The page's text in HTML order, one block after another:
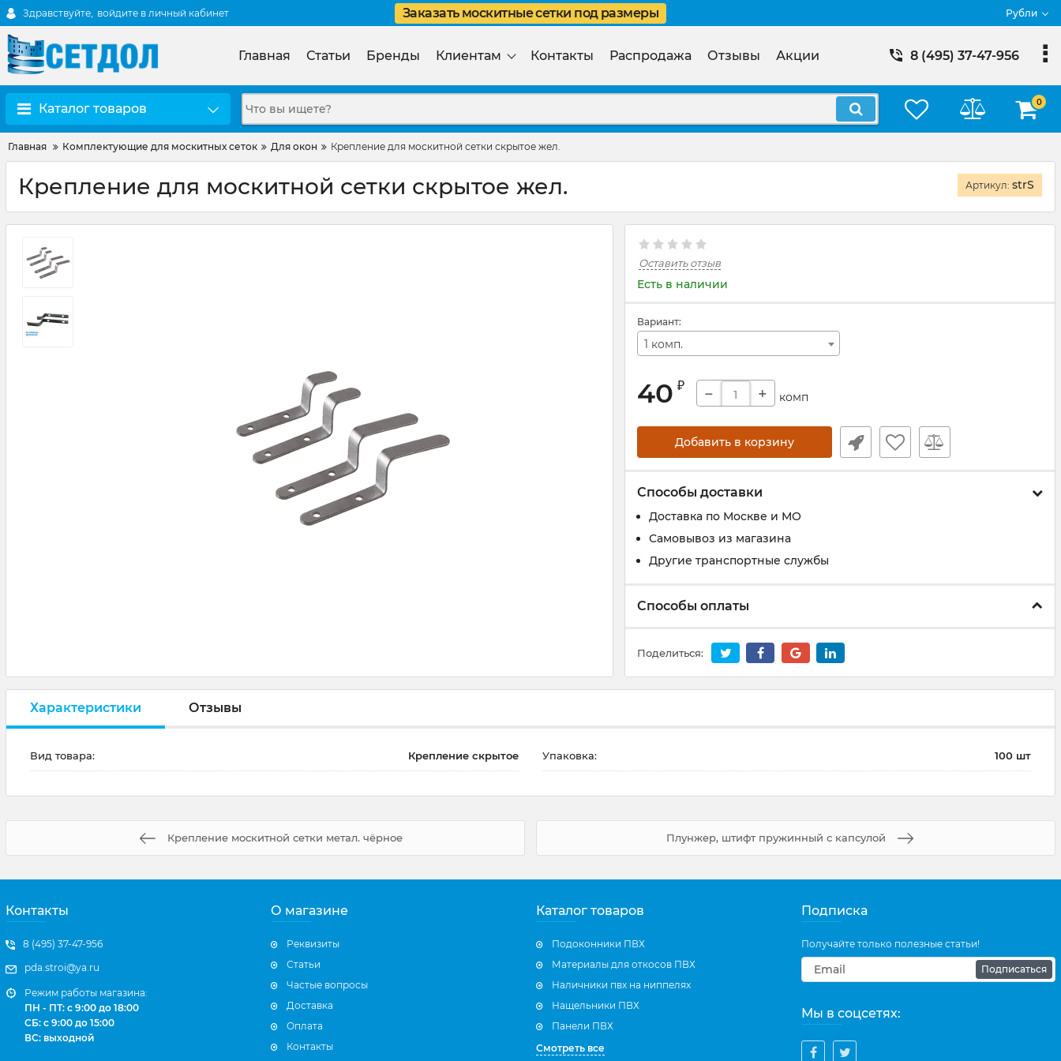
Здравствуйте, войдите в личный кабинет Заказать москитные сетки под размеры Рубли
Главная Статьи Бренды Клиентам Контакты Распродажа Отзывы Акции 8 (495) 37-47-956
Каталог товаров 0
Главная Комплектующие для москитных сеток Для окон Крепление для москитной сетки скрытое жел.
Крепление для москитной сетки скрытое жел. Артикул: strS
Оставить отзыв
Есть в наличии
Вариант:
1 комп.
40 ₽ − + комп
Добавить в корзину
Способы доставки
Доставка по Москве и МО
Самовывоз из магазина
Другие транспортные службы
Способы оплаты
Поделиться:
Характеристики Отзывы
Вид товара: Крепление скрытое Упаковка: 100 шт
Крепление москитной сетки метал. чёрное Плунжер, штифт пружинный с капсулой
Контакты
8 (495) 37-47-956
pda.stroi@ya.ru
Режим работы магазина:
ПН - ПТ: с 9:00 до 18:00
СБ: с 9:00 до 15:00
ВС: выходной
О магазине
Реквизиты
Статьи
Частые вопросы
Доставка
Оплата
Контакты
Каталог товаров
Подоконники ПВХ
Материалы для откосов ПВХ
Наличники пвх на ниппелях
Нащельники ПВХ
Панели ПВХ
Смотреть все
Подписка
Получайте только полезные статьи!
Подписаться
Мы в соцсетях: